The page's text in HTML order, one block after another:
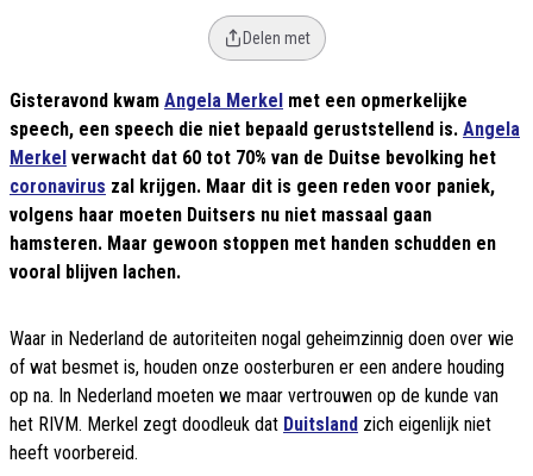
Delen met
Gisteravond kwam Angela Merkel met een opmerkelijke
speech, een speech die niet bepaald geruststellend is. Angela
Merkel verwacht dat 60 tot 70% van de Duitse bevolking het
coronavirus zal krijgen. Maar dit is geen reden voor paniek,
volgens haar moeten Duitsers nu niet massaal gaan
hamsteren. Maar gewoon stoppen met handen schudden en
vooral blijven lachen.
Waar in Nederland de autoriteiten nogal geheimzinnig doen over wie
of wat besmet is, houden onze oosterburen er een andere houding
op na. In Nederland moeten we maar vertrouwen op de kunde van
het RIVM. Merkel zegt doodleuk dat Duitsland zich eigenlijk niet
heeft voorbereid.